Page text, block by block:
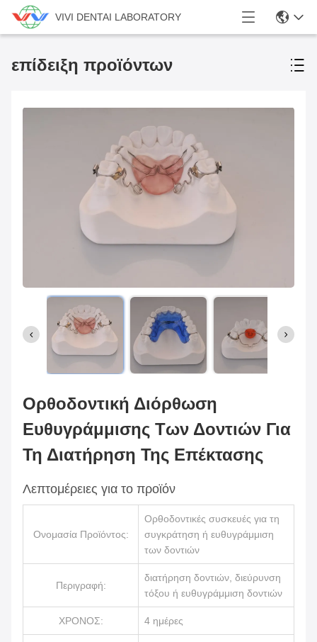
VIVI DENTAI LABORATORY
επίδειξη προϊόντων
Ορθοδοντική Διόρθωση
Ευθυγράμμισης Των Δοντιών Για
Τη Διατήρηση Της Επέκτασης
Λεπτομέρειες για το προϊόν
Ονομασία Προϊόντος:
Ορθοδοντικές συσκευές για τη
συγκράτηση ή ευθυγράμμιση
των δοντιών
Περιγραφή:
διατήρηση δοντιών, διεύρυνση
τόξου ή ευθυγράμμιση δοντιών
ΧΡΟΝΟΣ: 4 ημέρες